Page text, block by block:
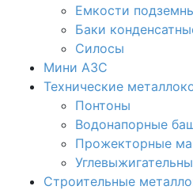
Емкости
Баки
Силосы
Мини АЗС
Технические
Понтоны
Водонапорные
Прожекторные
Строительные